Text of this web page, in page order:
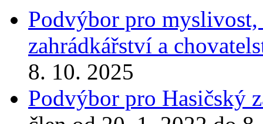
Podvýbor pro
zahrádkářství a
8. 10. 2025
Podvýbor pro Hasičský